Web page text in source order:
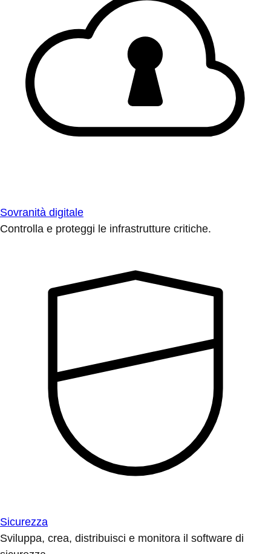
Sovranità digitale
Controlla e proteggi le infrastrutture critiche.
Sicurezza
Sviluppa, crea, distribuisci e monitora il software di